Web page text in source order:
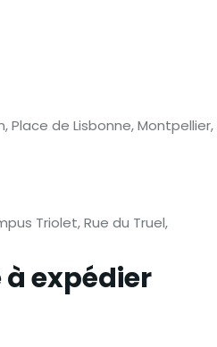
Place de Lisbonne, Montpellier,
Triolet, Rue du Truel,
expédier